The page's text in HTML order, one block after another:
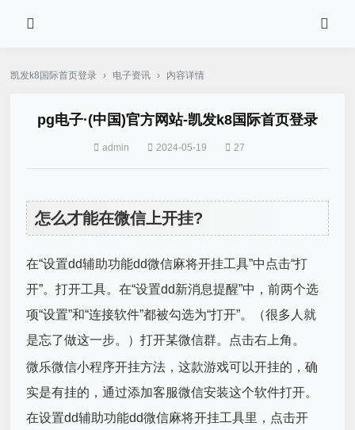
凯发k8国际首页登录 › 电子资讯 › 内容详情
pg电子·(中国)官方网站-凯发k8国际首页登录
admin 2024-05-19 27
怎么才能在微信上开挂?
在“设置dd辅助功能dd微信麻将开挂工具”中点击“打
开”。打开工具。在“设置dd新消息提醒”中，前两个选
项“设置”和“连接软件”都被勾选为“打开”。（很多人就
是忘了做这一步。）打开某微信群。点击右上角。
微乐微信小程序开挂方法，这款游戏可以开挂的，确
实是有挂的，通过添加客服微信安装这个软件打开。
在设置dd辅助功能dd微信麻将开挂工具里，点击开